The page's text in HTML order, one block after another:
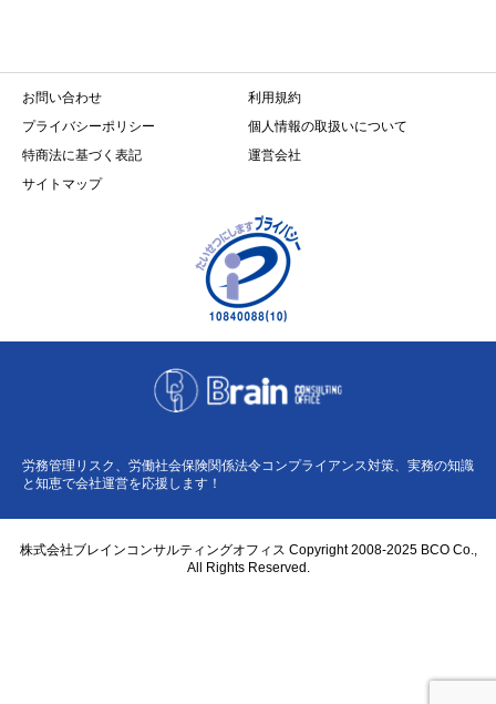
お問い合わせ
利用規約
プライバシーポリシー
個人情報の取扱いについて
特商法に基づく表記
運営会社
サイトマップ
労務管理リスク、労働社会保険関係法令コンプライアンス対策、実務の知識
と知恵で会社運営を応援します！
株式会社ブレインコンサルティングオフィス Copyright 2008-2025 BCO Co.,
All Rights Reserved.